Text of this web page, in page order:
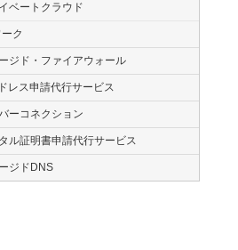
ベートクラウド
ク
ジド・ファイアウォール
レス申請代行サービス
ーコネクション
ル証明書申請代行サービス
ジドDNS